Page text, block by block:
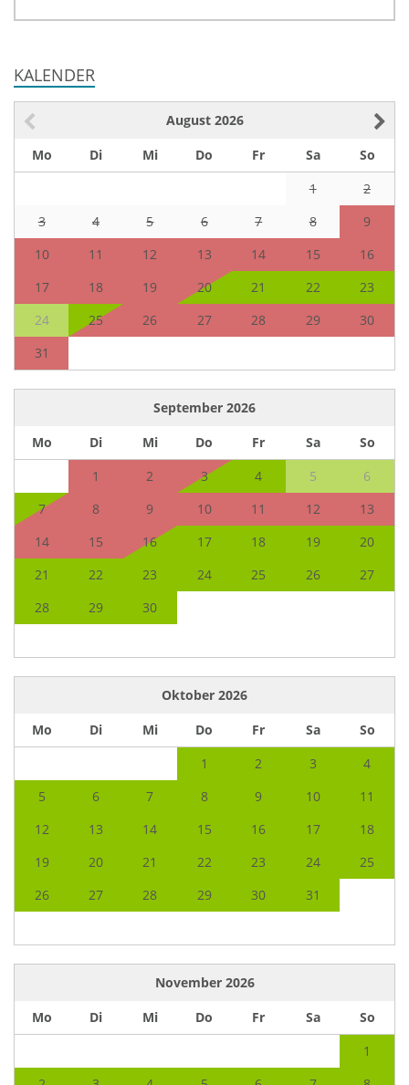
KALENDER
August 2026
Mo
Di Mi Do Fr Sa
So
1
2
3
4 5 6 7 8
9
10
11 12 13 14 15
16
17
18 19 20 21 22
23
24
25 26 27 28 29
30
31
September 2026
Mo
Di Mi Do Fr Sa
So
1
2 3 4 5
6
7
8 9 10 11 12
13
14
15 16 17 18 19
20
21
22 23 24 25 26
27
28
29 30
Oktober 2026
Mo
Di Mi Do Fr Sa
So
1
2 3
4
5
6 7 8 9 10
11
12
13 14 15 16 17
18
19
20 21 22 23 24
25
26
27 28 29 30 31
November 2026
Mo
Di Mi Do Fr Sa
So
1